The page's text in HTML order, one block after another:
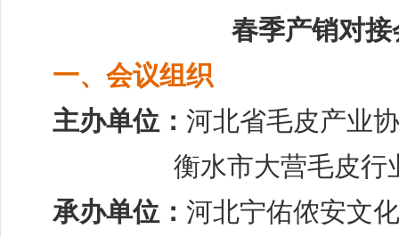
春季产销对
一、会议组织
主办单位： 河北省毛皮产业
衡水市大营毛皮行
承办单位： 河北宁佑侬安文